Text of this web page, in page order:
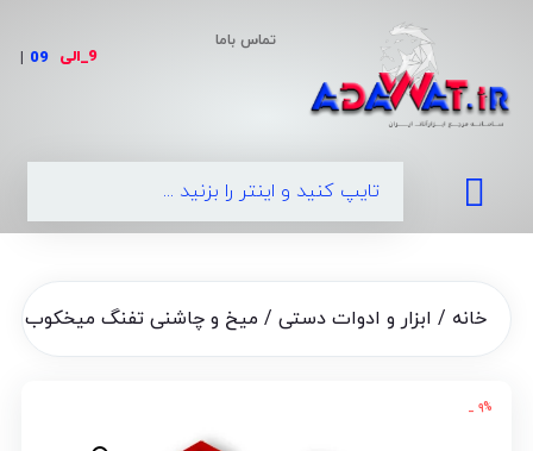
تماس باما
9_الی |
خانه / ابزار و ادوات دستی/ میخ و چاشنی تفنگ میخکوب Red-HIT اصل سایز 2.2
۹% _